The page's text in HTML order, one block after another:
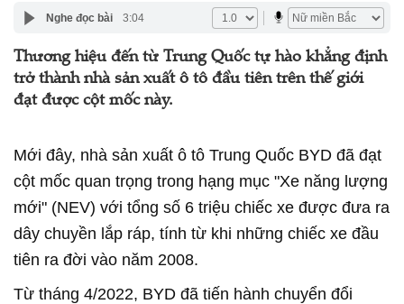
Nghe đọc bài 3:04
Thương hiệu đến từ Trung Quốc tự hào khẳng định
trở thành nhà sản xuất ô tô đầu tiên trên thế giới
đạt được cột mốc này.
Mới đây, nhà sản xuất ô tô Trung Quốc BYD đã đạt
cột mốc quan trọng trong hạng mục "Xe năng lượng
mới" (NEV) với tổng số 6 triệu chiếc xe được đưa ra
dây chuyền lắp ráp, tính từ khi những chiếc xe đầu
tiên ra đời vào năm 2008.
Từ tháng 4/2022, BYD đã tiến hành chuyển đổi